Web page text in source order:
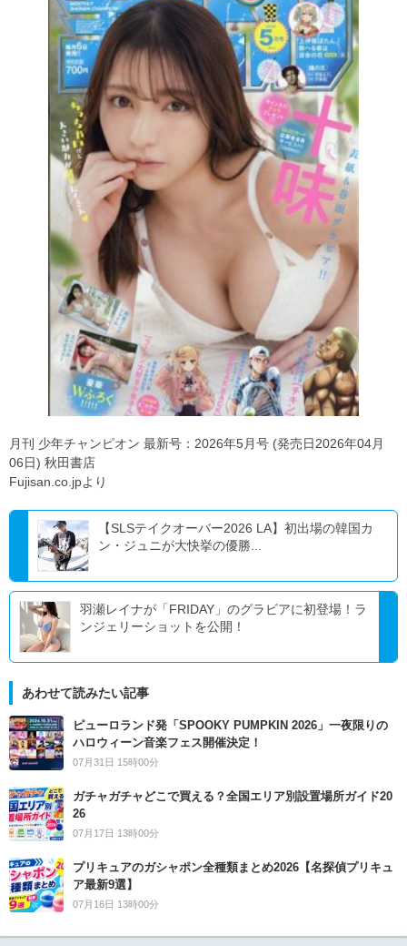
月刊 少年チャンピオン 最新号：2026年5月号 (発売日2026年04月
06日) 秋田書店
Fujisan.co.jpより
【SLSテイクオーバー2026 LA】初出場の韓国カ
ン・ジュニが大快挙の優勝...
羽瀬レイナが「FRIDAY」のグラビアに初登場！ラ
ンジェリーショットを公開！
あわせて読みたい記事
ピューロランド発「SPOOKY PUMPKIN 2026」一夜限りの
ハロウィーン音楽フェス開催決定！
07月31日 15時00分
ガチャガチャどこで買える？全国エリア別設置場所ガイド20
26
07月17日 13時00分
プリキュアのガシャポン全種類まとめ2026【名探偵プリキュ
ア最新9選】
07月16日 13時00分